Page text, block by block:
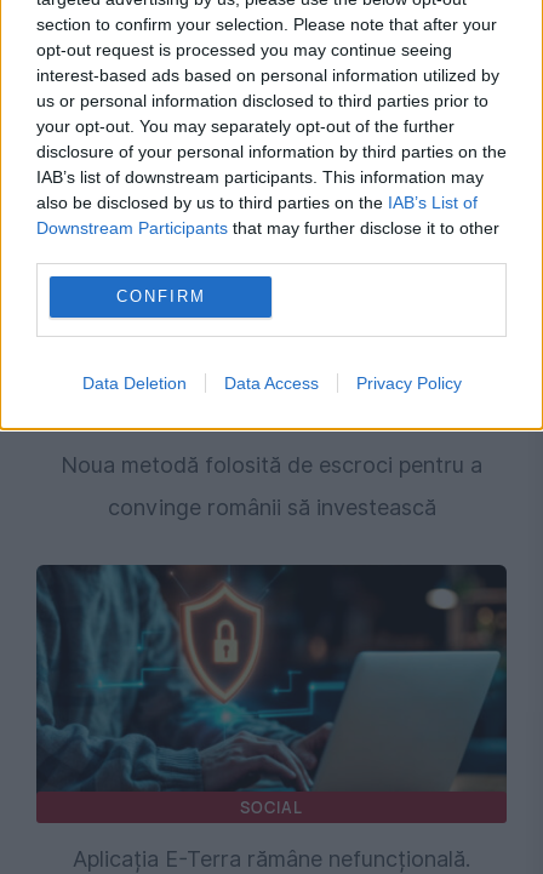
section to confirm your selection. Please note that after your
opt-out request is processed you may continue seeing
interest-based ads based on personal information utilized by
us or personal information disclosed to third parties prior to
your opt-out. You may separately opt-out of the further
disclosure of your personal information by third parties on the
IAB’s list of downstream participants. This information may
also be disclosed by us to third parties on the IAB’s List of
Downstream Participants that may further disclose it to other
CONFIRM
Data Deletion Data Access Privacy Policy
Recomandările noastre
Noua metodă folosită de escroci pentru a
convinge românii să investească
SOCIAL
Aplicația E-Terra rămâne nefuncțională.